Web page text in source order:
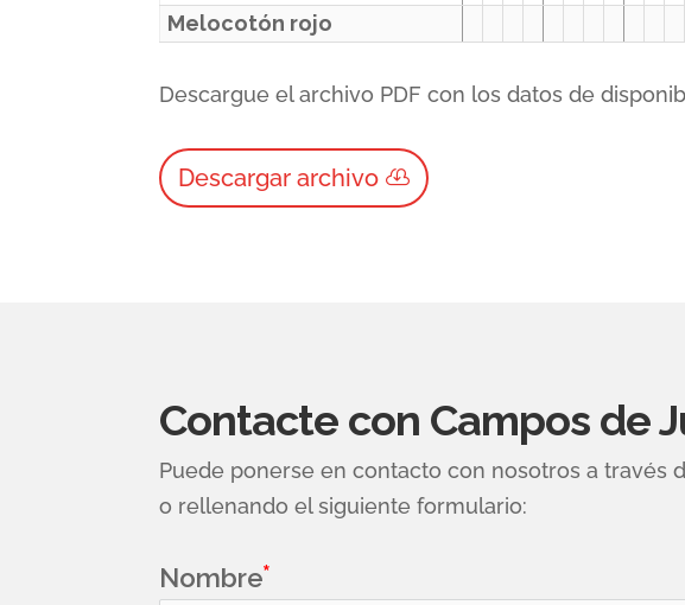
Melocotón rojo
Descargue el archivo PDF con los datos de
Descargar archivo
Contacte con Campos de
Puede ponerse en contacto con nosotros a través
o rellenando el siguiente formulario:
Nombre